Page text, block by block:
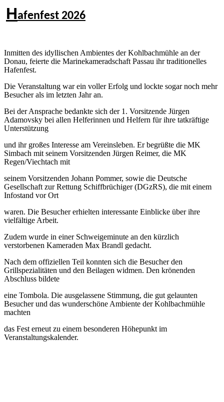
Hafenfest 2026
Inmitten des idyllischen Ambientes der Kohlbachmühle an der
Donau, feierte die Marinekameradschaft Passau ihr traditionelles
Hafenfest.
Die Veranstaltung war ein voller Erfolg und lockte sogar noch mehr
Besucher als im letzten Jahr an.
Bei der Ansprache bedankte sich der 1. Vorsitzende Jürgen
Adamovsky bei allen Helferinnen und Helfern für ihre tatkräftige
Unterstützung
und ihr großes Interesse am Vereinsleben. Er begrüßte die MK
Simbach mit seinem Vorsitzenden Jürgen Reimer, die MK
Regen/Viechtach mit
seinem Vorsitzenden Johann Pommer, sowie die Deutsche
Gesellschaft zur Rettung Schiffbrüchiger (DGzRS), die mit einem
Infostand vor Ort
waren. Die Besucher erhielten interessante Einblicke über ihre
vielfältige Arbeit.
Zudem wurde in einer Schweigeminute an den kürzlich
verstorbenen Kameraden Max Brandl gedacht.
Nach dem offiziellen Teil konnten sich die Besucher den
Grillspezialitäten und den Beilagen widmen. Den krönenden
Abschluss bildete
eine Tombola. Die ausgelassene Stimmung, die gut gelaunten
Besucher und das wunderschöne Ambiente der Kohlbachmühle
machten
das Fest erneut zu einem besonderen Höhepunkt im
Veranstaltungskalender.